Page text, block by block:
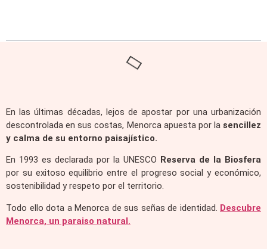
En las últimas décadas, lejos de apostar por una urbanización
descontrolada en sus costas, Menorca apuesta por lasencillez
y calma de su entorno paisajístico.
En 1993 es declarada por la UNESCO Reserva de la Biosfera
por su exitoso equilibrio entre el progreso social y económico,
sostenibilidad y respeto por el territorio.
Todo ello dota a Menorca de sus señas de identidad. Descubre
Menorca, un paraiso natural.